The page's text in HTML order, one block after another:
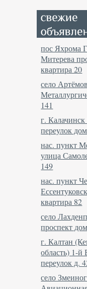
пос Яхрома
Митерева
квартира 20
село
141
г.
переулок
нас. пункт
улица
149
нас. пункт
квартира 82
село
проспект
г. Калтан
область) 1-
переулок д.
село